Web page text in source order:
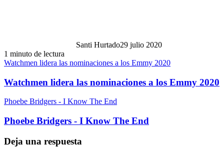
Santi Hurtado29 julio 2020
1 minuto de lectura
Watchmen lidera las nominaciones a los Emmy 2020
Watchmen lidera las nominaciones a los Emmy 2020
Phoebe Bridgers - I Know The End
Phoebe Bridgers - I Know The End
Deja una respuesta